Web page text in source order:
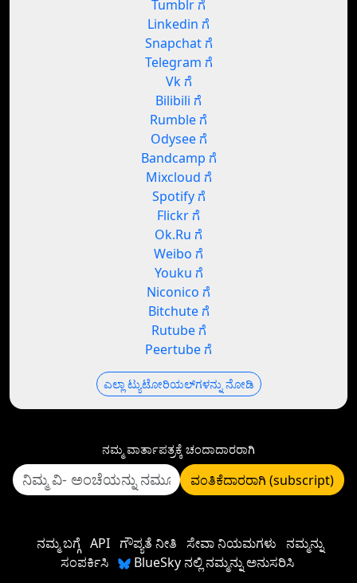
Tumblr ಗೆ
Linkedin ಗೆ
Snapchat ಗೆ
Telegram ಗೆ
Vk ಗೆ
Bilibili ಗೆ
Rumble ಗೆ
Odysee ಗೆ
Bandcamp ಗೆ
Mixcloud ಗೆ
Spotify ಗೆ
Flickr ಗೆ
Ok.Ru ಗೆ
Weibo ಗೆ
Youku ಗೆ
Niconico ಗೆ
Bitchute ಗೆ
Rutube ಗೆ
Peertube ಗೆ
ಎಲ್ಲಾ ಟ್ಯುಟೋರಿಯಲ್‌ಗಳನ್ನು ನೋಡಿ
ನಮ್ಮ ವಾರ್ತಾಪತ್ರಕ್ಕೆ ಚಂದಾದಾರರಾಗಿ
ವಂತಿಕೆದಾರರಾಗಿ (subscript)
ನಮ್ಮ ಬಗ್ಗೆ API ಗೌಪ್ಯತೆ ನೀತಿ ಸೇವಾ ನಿಯಮಗಳು ನಮ್ಮನ್ನು
ಸಂಪರ್ಕಿಸಿ
BlueSky ನಲ್ಲಿ ನಮ್ಮನ್ನು ಅನುಸರಿಸಿ